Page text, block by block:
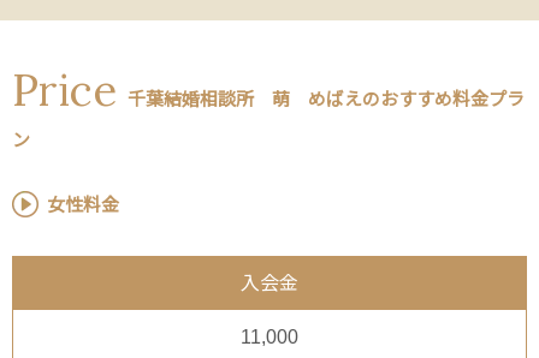
Price 千葉結婚相談所 萌 めばえのおすすめ料金プラ
ン
女性料金
入会金
11,000